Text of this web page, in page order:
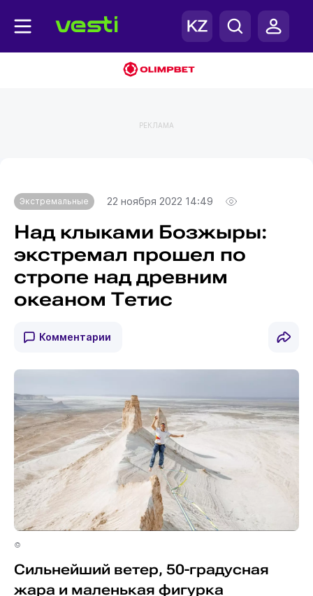
РЕКЛАМА
Экстремальные 22 ноября 2022 14:49
Над клыками Бозжыры:
экстремал прошел по
стропе над древним
океаном Тетис
Комментарии
©
Сильнейший ветер, 50-градусная
жара и маленькая фигурка